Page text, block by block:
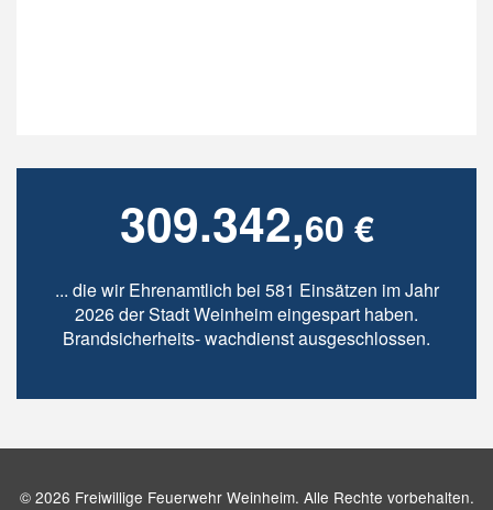
309.342,60 €
... die wir Ehrenamtlich bei 581 Einsätzen im Jahr
2026 der Stadt Weinheim eingespart haben.
Brandsicherheits- wachdienst ausgeschlossen.
© 2026 Freiwillige Feuerwehr Weinheim. Alle Rechte vorbehalten.